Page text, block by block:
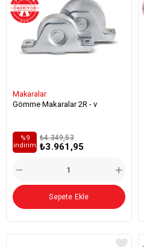
Makaralar
Gömme Makaralar 2R - v
₺3.961,95
₺4.349,53
%9
i̇ndirim
Sepete Ekle